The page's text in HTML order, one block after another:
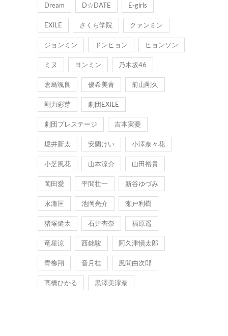
Dream D☆DATE E-girls
EXILE さくら学院 クァンミン
ジョンミン ドンヒョン ヒョンソン
ミヌ ヨンミン 乃木坂46
倉島颯良 優希美青 前山剛久
剛力彩芽 劇団EXILE
劇団プレステージ 吉本実憂
堀井新太 安蘭けい 小澤奈々花
小芝風花 山本涼介 山田裕貴
岡田愛 平間壮一 新谷ゆづみ
永瀬匡 池岡亮介 瀬戸利樹
猪塚健太 石井杏奈 福原遥
竜星涼 西銘駿 阿久津愼太郎
青柳翔 音月桂 風間由次郎
髙橋ひかる 黒澤美澪奈